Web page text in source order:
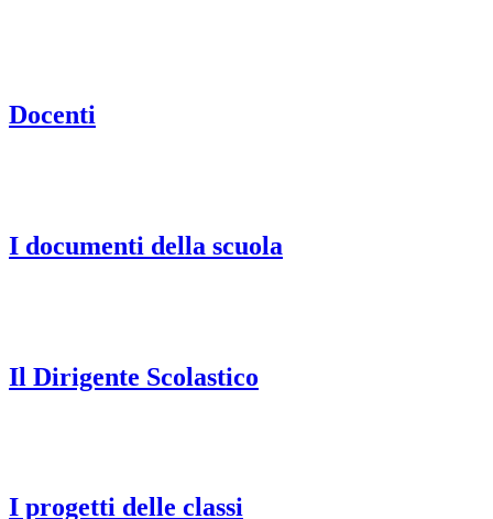
Docenti
I documenti della scuola
Il Dirigente Scolastico
I progetti delle classi